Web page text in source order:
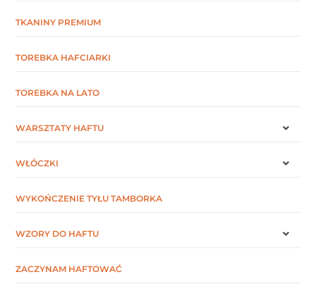
TKANINY PREMIUM
TOREBKA HAFCIARKI
TOREBKA NA LATO
WARSZTATY HAFTU
WŁÓCZKI
WYKOŃCZENIE TYŁU TAMBORKA
WZORY DO HAFTU
ZACZYNAM HAFTOWAĆ